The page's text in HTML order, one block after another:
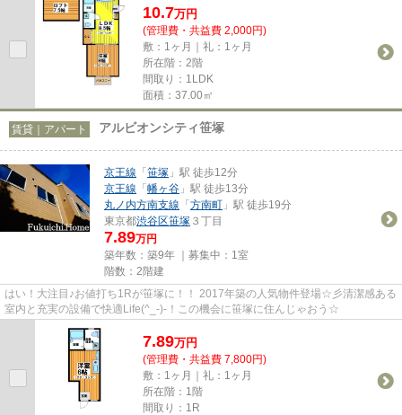
10.7万円
(管理費・共益費 2,000円)
敷：1ヶ月｜礼：1ヶ月
所在階：2階
間取り：1LDK
面積：37.00㎡
賃貸｜アパート アルビオンシティ笹塚
京王線 「笹塚 」駅 徒歩12分
京王線 「幡ヶ谷 」駅 徒歩13分
丸ノ内方南支線 「方南町 」駅 徒歩19分
東京都渋谷区笹塚 ３丁目
7.89万円
築年数：築9年 ｜募集中： 1室
階数：2階建
はい！大注目♪お値打ち1Rが笹塚に！！ 2017年築の人気物件登場☆彡清潔感ある
室内と充実の設備で快適Life(^_-)-！この機会に笹塚に住んじゃおう☆
7.89万円
(管理費・共益費 7,800円)
敷：1ヶ月｜礼：1ヶ月
所在階：1階
間取り：1R